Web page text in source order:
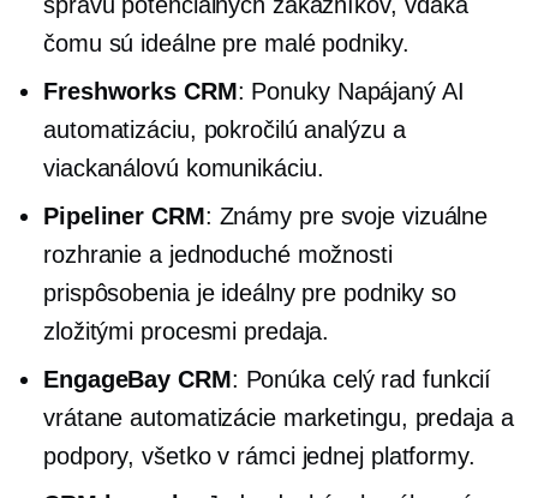
čomu sú ideálne pre malé podniky.
Freshworks CRM: Ponuky Napájaný AI
automatizáciu, pokročilú analýzu a
viackanálovú komunikáciu.
Pipeliner CRM: Známy pre svoje vizuálne
rozhranie a jednoduché možnosti
prispôsobenia je ideálny pre podniky so
zložitými procesmi predaja.
EngageBay CRM: Ponúka celý rad funkcií
vrátane automatizácie marketingu, predaja a
podpory, všetko v rámci jednej platformy.